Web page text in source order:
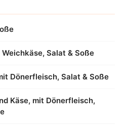
Salat & Soße
Dönerfleisch, Salat & Soße
Käse, mit Dönerfleisch,